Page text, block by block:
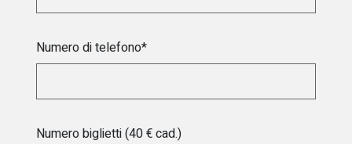
Numero di telefono*
Numero biglietti (40 € cad.)